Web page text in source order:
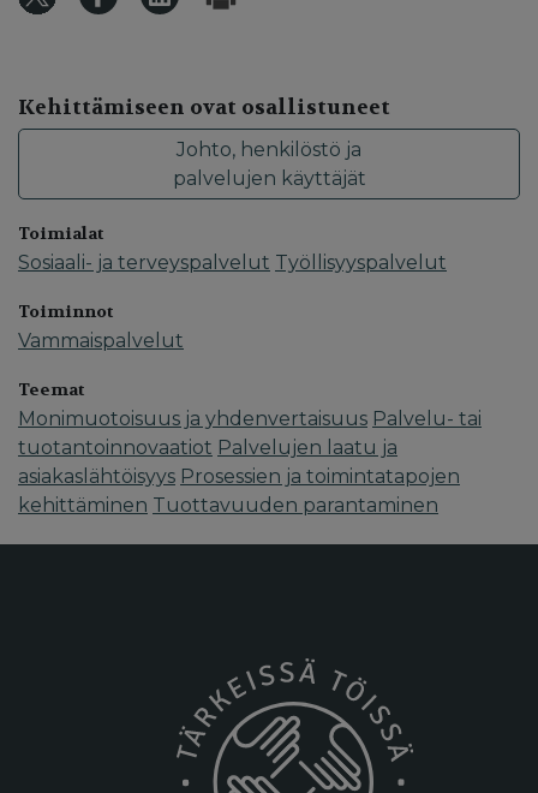
Kehittämiseen ovat osallistuneet
Johto, henkilöstö ja
palvelujen käyttäjät
Toimialat
Sosiaali- ja terveyspalvelut Työllisyyspalvelut
Toiminnot
Vammaispalvelut
Teemat
Monimuotoisuus ja yhdenvertaisuus Palvelu- tai
tuotantoinnovaatiot Palvelujen laatu ja
asiakaslähtöisyys Prosessien ja toimintatapojen
kehittäminen Tuottavuuden parantaminen